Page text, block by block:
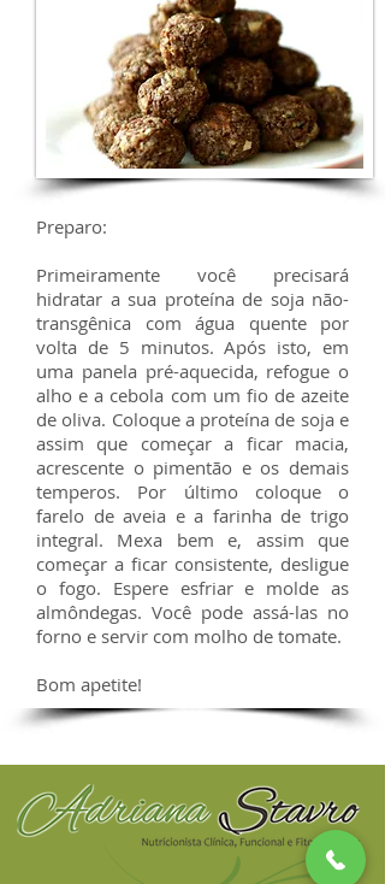
Preparo:
Primeiramente você precisará
hidratar a sua proteína de soja não-
transgênica com água quente por
volta de 5 minutos. Após isto, em
uma panela pré-aquecida, refogue o
alho e a cebola com um fio de azeite
de oliva. Coloque a proteína de soja e
assim que começar a ficar macia,
acrescente o pimentão e os demais
temperos. Por último coloque o
farelo de aveia e a farinha de trigo
integral. Mexa bem e, assim que
começar a ficar consistente, desligue
o fogo. Espere esfriar e molde as
almôndegas. Você pode assá-las no
forno e servir com molho de tomate.
Bom apetite!